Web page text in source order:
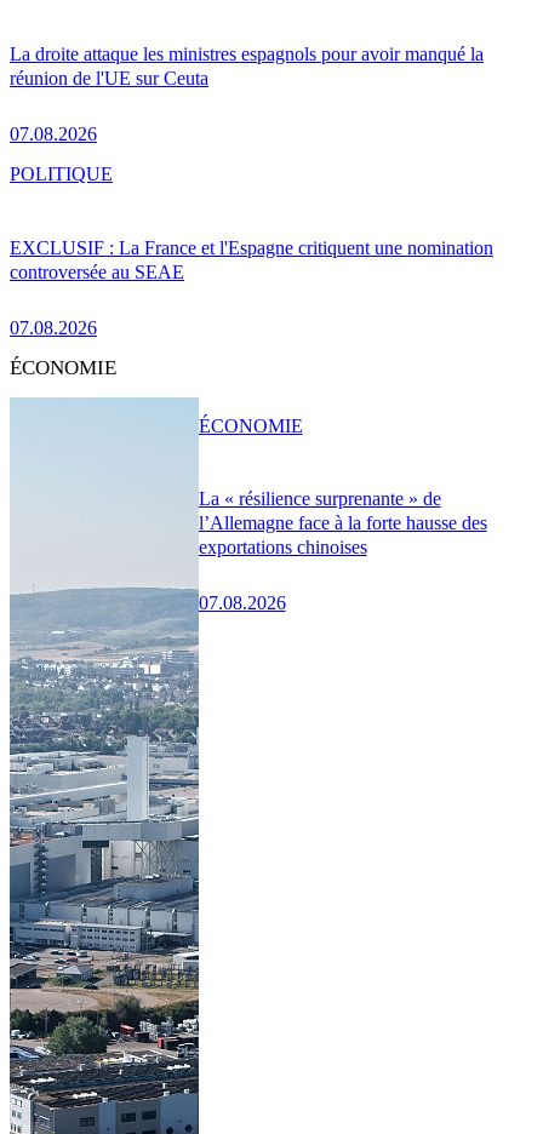
La droite attaque les ministres espagnols pour avoir manqué la
réunion de l'UE sur Ceuta
07.08.2026
EXCLUSIF : La France et l'Espagne critiquent une nomination
controversée au SEAE
07.08.2026
POLITIQUE
ÉCONOMIE
La « résilience surprenante » de
l’Allemagne face à la forte hausse des
exportations chinoises
07.08.2026
ÉCONOMIE